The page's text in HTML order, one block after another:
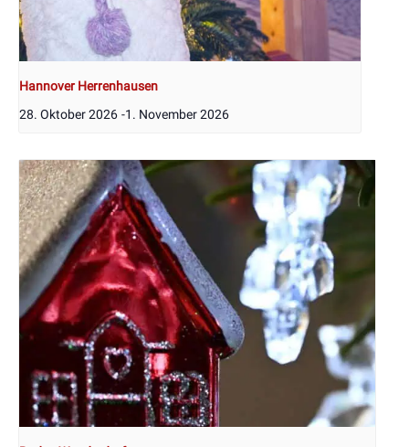
Hannover Herrenhausen
28. Oktober 2026 -1. November 2026